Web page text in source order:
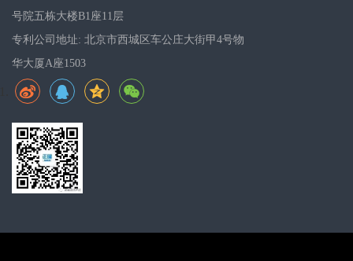
号院五栋大楼B1座11层
专利公司地址: 北京市西城区车公庄大街甲4号物
华大厦A座1503